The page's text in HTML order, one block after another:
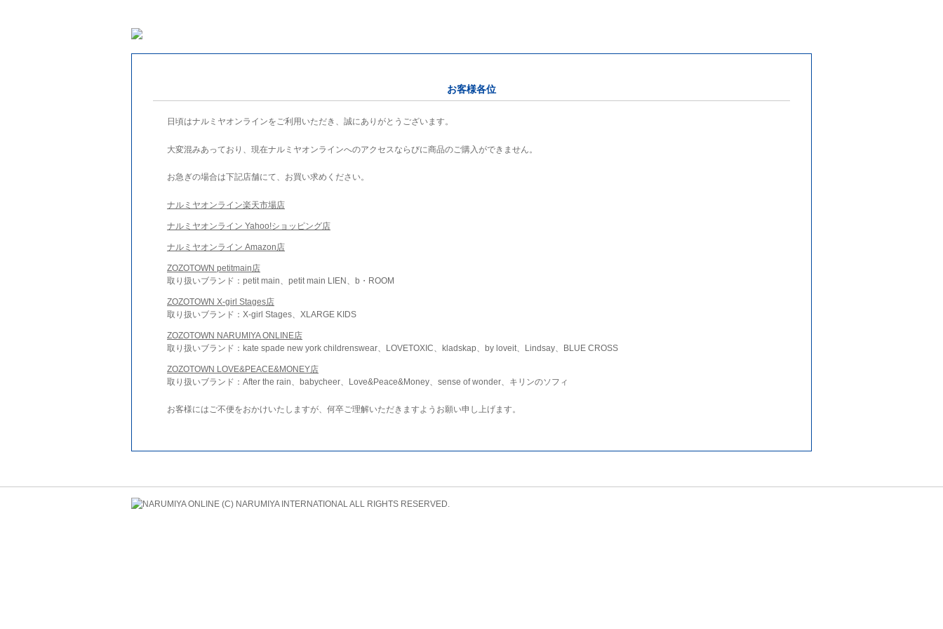
お客様各位
日頃はナルミヤオンラインをご利用いただき、誠にありがとうございます。
大変混みあっており、現在ナルミヤオンラインへのアクセスならびに商品のご購入ができません。
お急ぎの場合は下記店舗にて、お買い求めください。
ナルミヤオンライン楽天市場店
ナルミヤオンライン Yahoo!ショッピング店
ナルミヤオンライン Amazon店
ZOZOTOWN petitmain店
取り扱いブランド：petit main、petit main LIEN、b・ROOM
ZOZOTOWN X-girl Stages店
取り扱いブランド：X-girl Stages、XLARGE KIDS
ZOZOTOWN NARUMIYA ONLINE店
取り扱いブランド：kate spade new york childrenswear、LOVETOXIC、kladskap、by loveit、Lindsay、BLUE CROSS
ZOZOTOWN LOVE&PEACE&MONEY店
取り扱いブランド：After the rain、babycheer、Love&Peace&Money、sense of wonder、キリンのソフィ
お客様にはご不便をおかけいたしますが、何卒ご理解いただきますようお願い申し上げます。